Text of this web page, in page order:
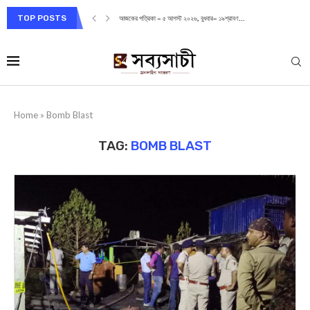
TOP POSTS আজকের পত্রিকা – ৭ আগস্ট ২০২৬, শুক্রবার– ২১শ্রাবণ...
Home » Bomb Blast
TAG: BOMB BLAST